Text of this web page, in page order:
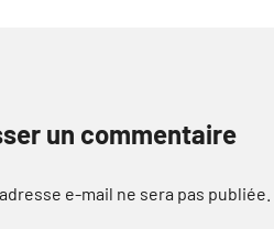
un commentaire
e-mail ne sera pas publiée.